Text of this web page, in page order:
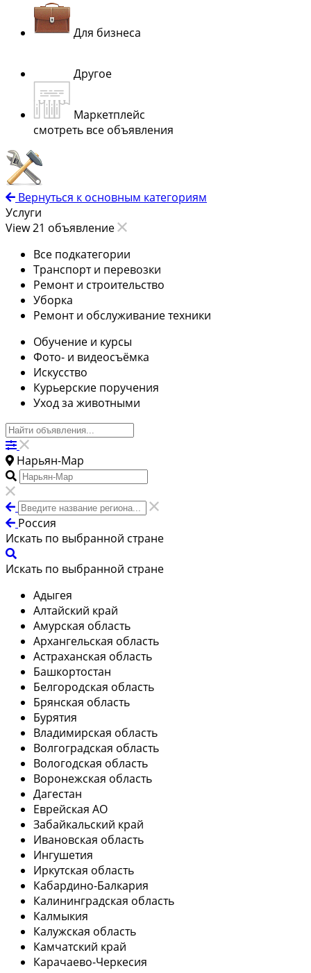
Для бизнеса
Другое
Маркетплейс
смотреть все объявления
Вернуться к основным категориям
Услуги
View 21 объявление
Все подкатегории
Транспорт и перевозки
Ремонт и строительство
Уборка
Ремонт и обслуживание техники
Обучение и курсы
Фото- и видеосъёмка
Искусство
Курьерские поручения
Уход за животными
Нарьян-Мар
Россия
Искать по выбранной стране
Искать по выбранной стране
Адыгея
Алтайский край
Амурская область
Архангельская область
Астраханская область
Башкортостан
Белгородская область
Брянская область
Бурятия
Владимирская область
Волгоградская область
Вологодская область
Воронежская область
Дагестан
Еврейская АО
Забайкальский край
Ивановская область
Ингушетия
Иркутская область
Кабардино-Балкария
Калининградская область
Калмыкия
Калужская область
Камчатский край
Карачаево-Черкесия